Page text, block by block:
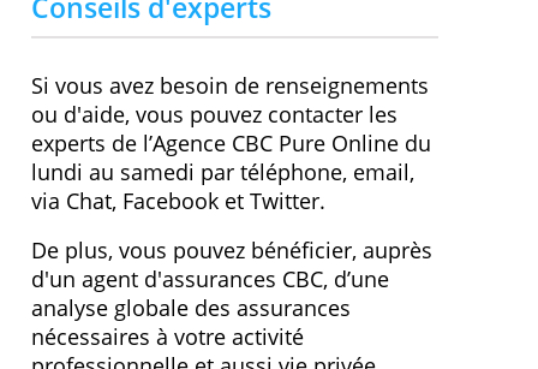
Carte bancaire
Type de carte de crédit
MasterCard
Retrait zone Euro
0,00 €